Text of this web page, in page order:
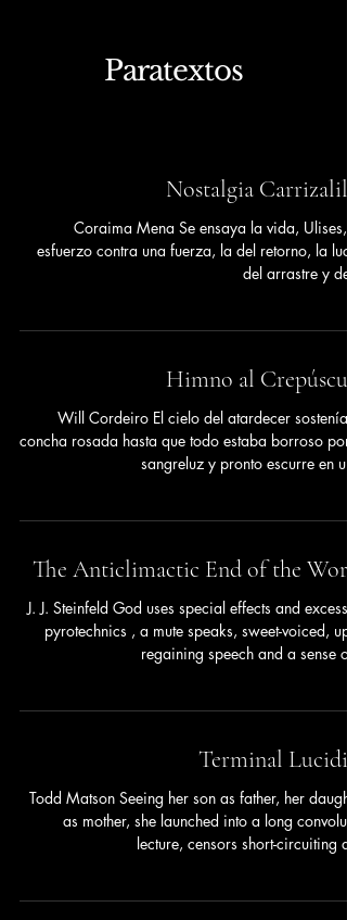
Paratextos
Nostalgia
Coraima Mena Se ensaya la vida, Ulises, un
esfuerzo contra una fuerza, la del retorno, la lucha
del arrastre y
Himno al
Will Cordeiro El cielo del atardecer sostenía
concha rosada hasta que todo estaba borroso por
sangreluz y pronto escurre en
The Anticlimactic End of the
J. J. Steinfeld God uses special effects and
pyrotechnics , a mute speaks, sweet-voiced,
regaining speech and a sense
Terminal
Todd Matson Seeing her son as father, her
as mother, she launched into a long
lecture, censors short-circuiting